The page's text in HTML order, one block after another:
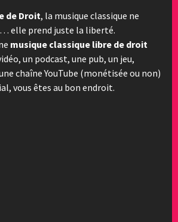
de Droit, la musique classique ne
elle prend juste la liberté.
musique classique libre de droit
un podcast, une pub, un jeu,
chaîne YouTube (monétisée ou non)
vous êtes au bon endroit.